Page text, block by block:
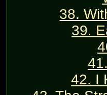
38.
39.
42. I